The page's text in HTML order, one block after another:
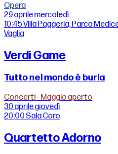
Opera
29 aprilemercoledì
10:45Villa Paggeria, Parco
Vaglia
Verdi Game
Tutto nel mondo è burla
Concerti- Maggio aperto
30 aprilegiovedì
20:00 Sala Coro
Quartetto Adorno